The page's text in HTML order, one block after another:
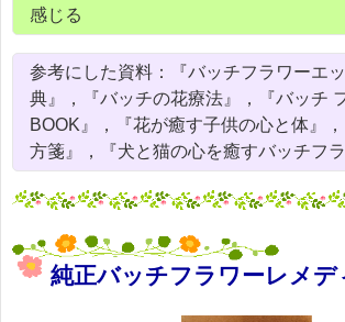
感じる
参考にした資料：『バッチフラワーエ
典』，『バッチの花療法』，『バッチ
BOOK』，『花が癒す子供の心と体』
方箋』，『犬と猫の心を癒すバッチフラ
純正バッチフラワーレメデ